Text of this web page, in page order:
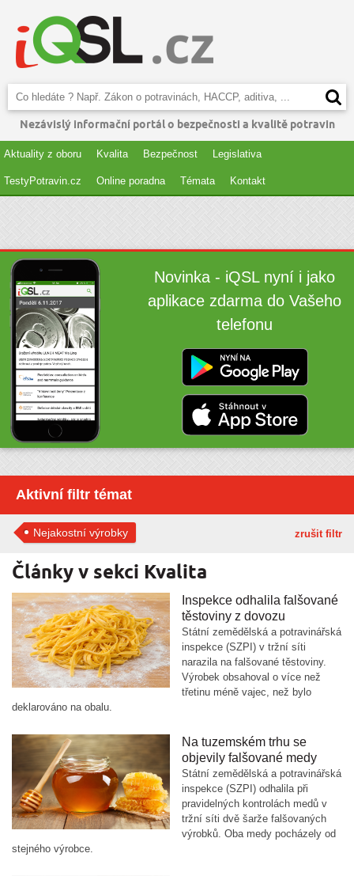
Nezávislý informační portál o bezpečnosti a kvalitě potravin
Aktuality z oboru Kvalita Bezpečnost Legislativa
TestyPotravin.cz Online poradna Témata Kontakt
Novinka - iQSL nyní i jako
aplikace zdarma do Vašeho
telefonu
Aktivní filtr témat
zrušit filtr
Nejakostní výrobky
Články v sekci Kvalita
Inspekce odhalila falšované
těstoviny z dovozu
Státní zemědělská a potravinářská
inspekce (SZPI) v tržní síti
narazila na falšované těstoviny.
Výrobek obsahoval o více než
třetinu méně vajec, než bylo
deklarováno na obalu.
Na tuzemském trhu se
objevily falšované medy
Státní zemědělská a potravinářská
inspekce (SZPI) odhalila při
pravidelných kontrolách medů v
tržní síti dvě šarže falšovaných
výrobků. Oba medy pocházely od
stejného výrobce.